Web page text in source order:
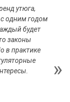
утюга,
с одним годом
будет
законы
в практике